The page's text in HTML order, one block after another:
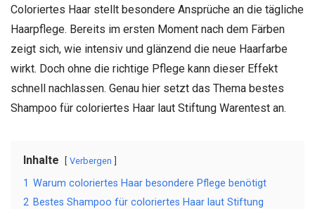
Coloriertes Haar stellt besondere Ansprüche an die tägliche
Haarpflege. Bereits im ersten Moment nach dem Färben
zeigt sich, wie intensiv und glänzend die neue Haarfarbe
wirkt. Doch ohne die richtige Pflege kann dieser Effekt
schnell nachlassen. Genau hier setzt das Thema bestes
Shampoo für coloriertes Haar laut Stiftung Warentest an.
Inhalte Verbergen
1 Warum coloriertes Haar besondere Pflege benötigt
2 Bestes Shampoo für coloriertes Haar laut Stiftung